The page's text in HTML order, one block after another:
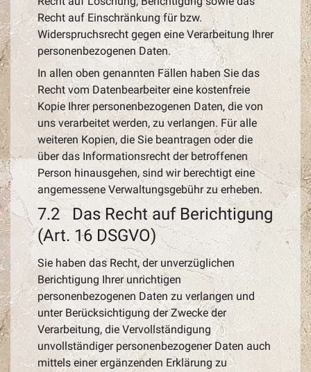
Recht auf Einschränkung für bzw.
Widerspruchsrecht gegen eine Verarbeitung Ihrer
personenbezogenen Daten.
In allen oben genannten Fällen haben Sie das
Recht vom Datenbearbeiter eine kostenfreie
Kopie Ihrer personenbezogenen Daten, die von
uns verarbeitet werden, zu verlangen. Für alle
weiteren Kopien, die Sie beantragen oder die
über das Informationsrecht der betroffenen
Person hinausgehen, sind wir berechtigt eine
angemessene Verwaltungsgebühr zu erheben.
7.2 Das Recht auf Berichtigung
(Art. 16 DSGVO)
Sie haben das Recht, der unverzüglichen
Berichtigung Ihrer unrichtigen
personenbezogenen Daten zu verlangen und
unter Berücksichtigung der Zwecke der
Verarbeitung, die Vervollständigung
unvollständiger personenbezogener Daten auch
mittels einer ergänzenden Erklärung zu